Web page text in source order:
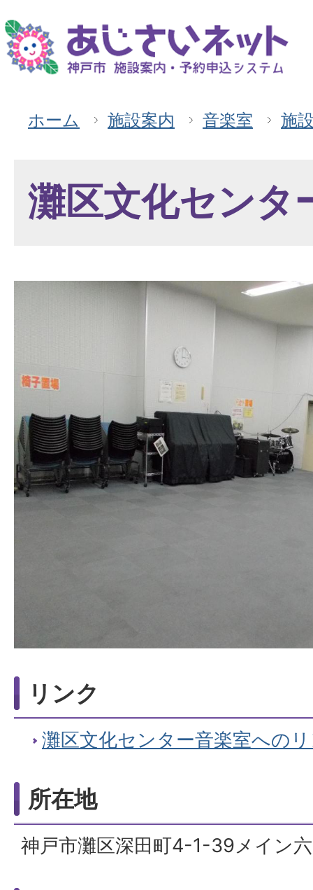
ホーム 施設案内 音楽室 施
灘区文化センタ
リンク
灘区文化センター音楽室への
所在地
神戸市灘区深田町4-1-39メイン